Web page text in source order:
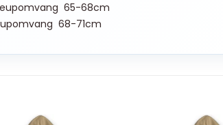
65-68cm
68-71cm